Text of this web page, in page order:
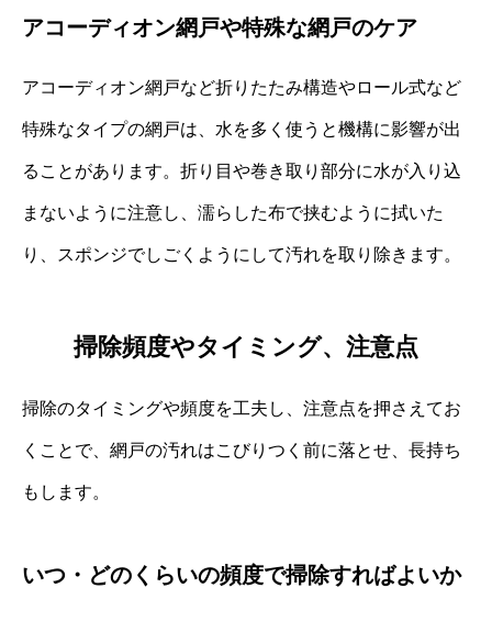
アコーディオン網戸や特殊な網戸のケア
アコーディオン網戸など折りたたみ構造やロール式など
特殊なタイプの網戸は、水を多く使うと機構に影響が出
ることがあります。折り目や巻き取り部分に水が入り込
まないように注意し、濡らした布で挟むように拭いた
り、スポンジでしごくようにして汚れを取り除きます。
掃除頻度やタイミング、注意点
掃除のタイミングや頻度を工夫し、注意点を押さえてお
くことで、網戸の汚れはこびりつく前に落とせ、長持ち
もします。
いつ・どのくらいの頻度で掃除すればよいか